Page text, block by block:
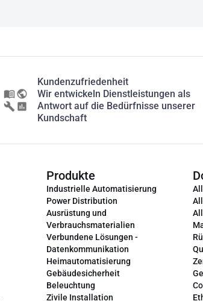
Kundenzufriedenheit
Wir entwickeln Dienstleistungen als
Antwort auf die Bedürfnisse unserer
Kundschaft
Produkte
Industrielle Automatisierung
Power Distribution
Ausrüstung und
Verbrauchsmaterialien
Verbundene Lösungen -
Datenkommunikation
Heimautomatisierung
Gebäudesicherheit
Beleuchtung
Zivile Installation